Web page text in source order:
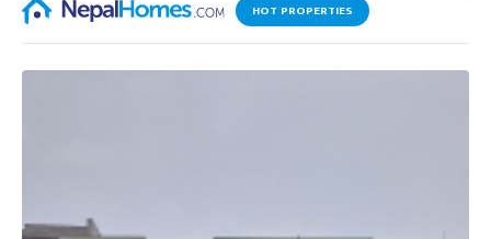
HOT PROPERTIES